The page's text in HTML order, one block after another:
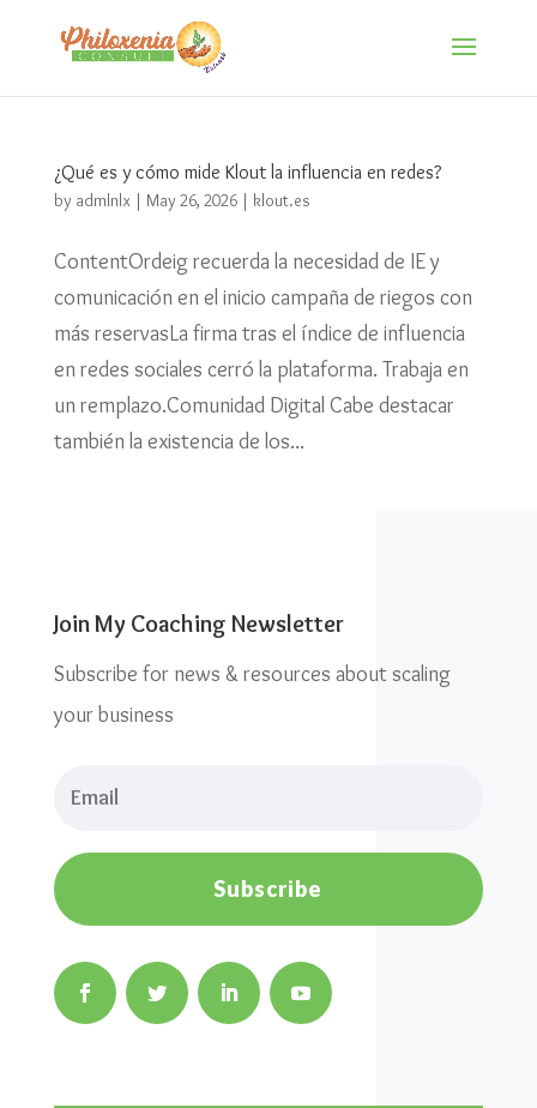
¿Qué es y cómo mide Klout la influencia en redes?
by admlnlx| May 26, 2026| klout.es
ContentOrdeig recuerda la necesidad de IE y
comunicación en el inicio campaña de riegos con
más reservasLa firma tras el índice de influencia
en redes sociales cerró la plataforma. Trabaja en
un remplazo.Comunidad Digital Cabe destacar
también la existencia de los...
Join My Coaching Newsletter
Subscribe for news & resources about scaling
your business
Subscribe